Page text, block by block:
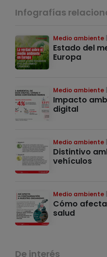
Infografías
Medio ambiente
Estado del
Europa
Medio ambiente
Impacto
digital
Medio ambiente
Distintivo
vehículos
Medio ambiente
Cómo
salud
De interés